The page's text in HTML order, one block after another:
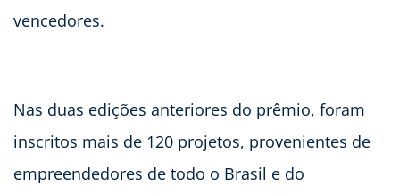
vencedores.
Nas duas edições anteriores do prêmio, foram
inscritos mais de 120 projetos, provenientes de
empreendedores de todo o Brasil e do